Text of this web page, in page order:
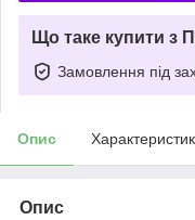
Що таке купити з
Замовлення під
Опис
Опис